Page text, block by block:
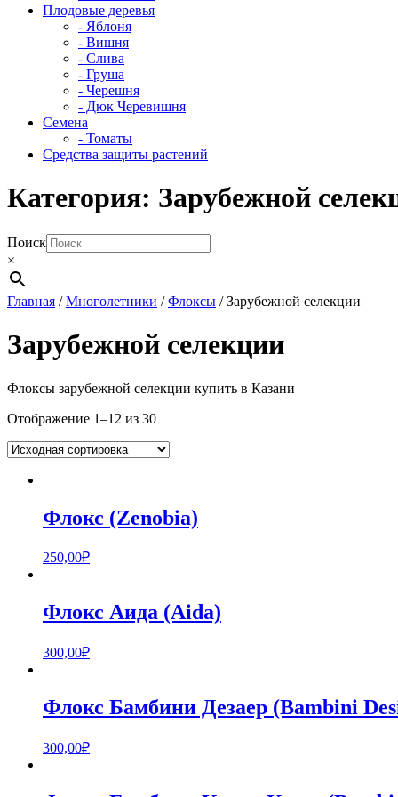
Плодовые деревья
- Яблоня
- Вишня
- Слива
- Груша
- Черешня
- Дюк Черевишня
Семена
- Томаты
Средства защиты растений
Категория: Зарубежной
Поиск
×
Главная /Многолетники /Флоксы / Зарубежной селекции
Зарубежной селекции
Флоксы зарубежной селекции купить в Казани
Отображение 1–12 из 30
Флокс (Zenobia)
250,00₽
Флокс Аида (Aida)
300,00₽
Флокс Бамбини Дезаер (Bambini
300,00₽